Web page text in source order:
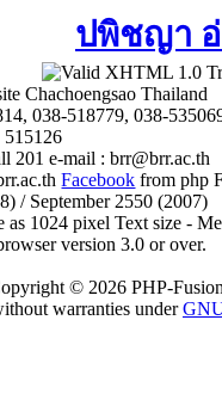
ปพิชญา​ อ่
Chachoengsao Thailand
038-518779, 038-
515126
201 e-mail : brr@brr.ac.th
Facebook from php
/ September 2550 (2007)
as 1024 pixel Text size -
version 3.0 or over.
© 2026 PHP-
warranties under